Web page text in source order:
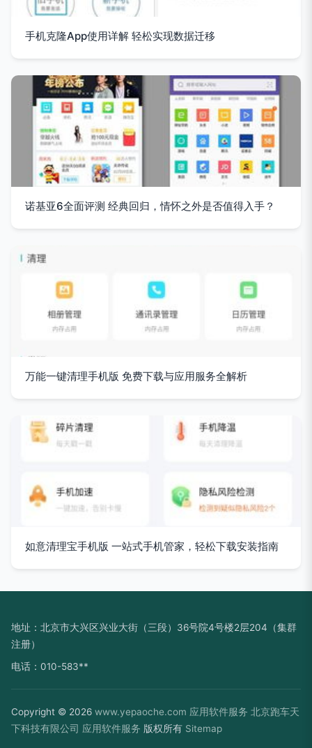
手机克隆App使用详解 轻松实现数据迁移
诺基亚6全面评测 经典回归，情怀之外是否值得入手？
万能一键清理手机版 免费下载与应用服务全解析
如意清理宝手机版 一站式手机管家，轻松下载安装指南
地址：北京市大兴区兴业大街（三段）36号院4号楼2层204（集群
注册）
电话：010-583**
Copyright © 2026 www.yepaoche.com 应用软件服务 北京跑车天
下科技有限公司 应用软件服务 版权所有 Sitemap